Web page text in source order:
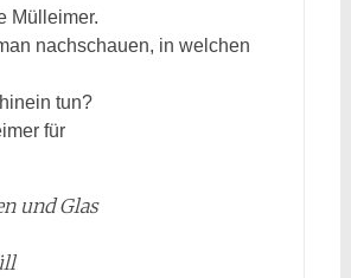
Mülleimer.
nachschauen, in welchen
tun?
für
und Glas